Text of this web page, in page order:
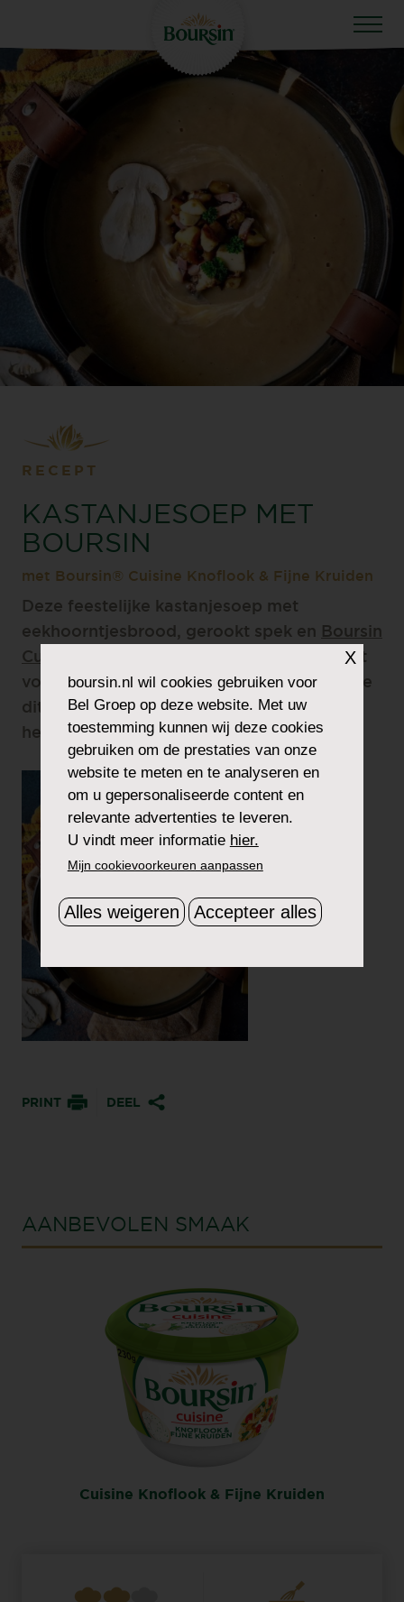
RECEPT
KASTANJESOEP MET
BOURSIN
met Boursin® Cuisine Knoflook & Fijne Kruiden
Deze feestelijke kastanjesoep met
eekhoorntjesbrood, gerookt spek en Boursin
Cuisine Knoflook & Fijne Kruiden
is perfect
voor de feestdagen.@hap_en_tap! maakte
dit heerlijke recept en het is ook nog eens
heel makkelijk te maken.
PRINT DEEL
AANBEVOLEN SMAAK
Cuisine Knoflook & Fijne Kruiden
X
boursin.nl wil cookies gebruiken voor
Bel Groep op deze website. Met uw
toestemming kunnen wij deze cookies
gebruiken om de prestaties van onze
website te meten en te analyseren en
om u gepersonaliseerde content en
relevante advertenties te leveren.
U vindt meer informatie hier.
Mijn cookievoorkeuren aanpassen
Alles weigeren Accepteer alles